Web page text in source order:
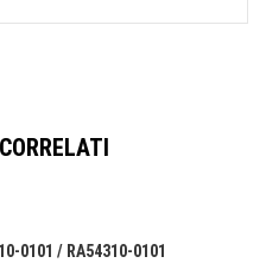
0101 / RA54310-0101